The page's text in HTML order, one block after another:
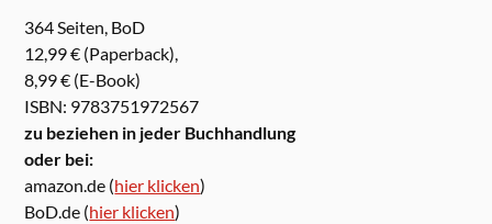
364 Seiten, BoD
12,99 € (Paperback),
8,99 € (E-Book)
ISBN: 9783751972567
zu beziehen in jeder Buchhandlung
oder bei:
amazon.de (hier klicken)
BoD.de (hier klicken)